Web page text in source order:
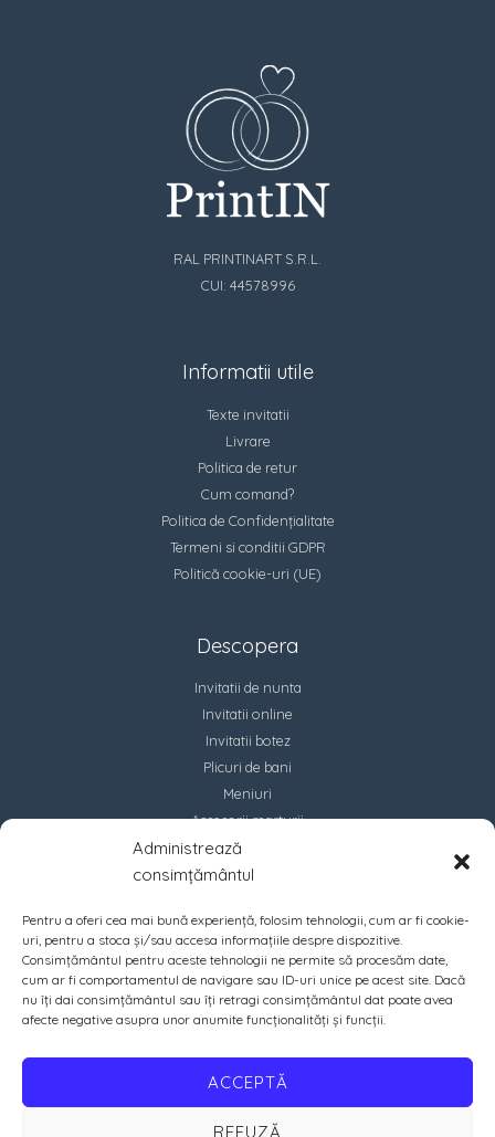
Administrează
consimțământul
Pentru a oferi cea mai bună experiență, folosim tehnologii, cum ar fi cookie-
uri, pentru a stoca și/sau accesa informațiile despre dispozitive.
Consimțământul pentru aceste tehnologii ne permite să procesăm date,
cum ar fi comportamentul de navigare sau ID-uri unice pe acest site. Dacă
nu îți dai consimțământul sau îți retragi consimțământul dat poate avea
afecte negative asupra unor anumite funcționalități și funcții.
ACCEPTĂ
REFUZĂ
RAL PRINTINART S.R.L.
CUI: 44578996
Informatii utile
Texte invitatii
Livrare
Politica de retur
Cum comand?
Politica de Confidențialitate
Termeni si conditii GDPR
Politică cookie-uri (UE)
Descopera
Invitatii de nunta
Invitatii online
Invitatii botez
Plicuri de bani
Meniuri
Accesorii marturii
Contact